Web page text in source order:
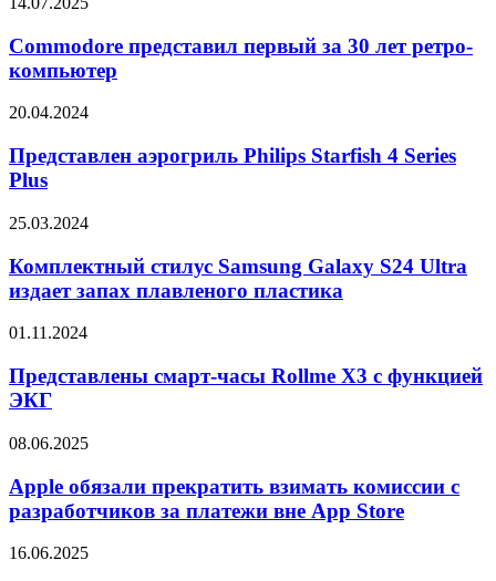
SE
первый
за
30
ретро-
Commodore представил первый за 30 лет ретро-
компьютер
Представлен
Philips
Starfish
4
Plus
20.04.2024
Представлен аэрогриль Philips Starfish 4 Series
Plus
Комплектный
Samsung
Galaxy
S24
издает
плавленого
пластика
25.03.2024
Комплектный стилус Samsung Galaxy S24 Ultra
издает запах плавленого пластика
Представлены
часы
Rollme
X3
функцией
01.11.2024
Представлены смарт-часы Rollme X3 с функцией
ЭКГ
Apple
прекратить
взимать
комиссии
разработчиков
08.06.2025
Apple обязали прекратить взимать комиссии с
разработчиков за платежи вне App Store
Трамп
16.06.2025